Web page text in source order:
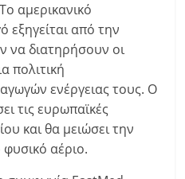
αμερικανικό
εξηγείται από την
να διατηρήσουν οι
πολιτική
ενέργειας τους. Ο
τις ευρωπαϊκές
και θα μειώσει την
αέριο.